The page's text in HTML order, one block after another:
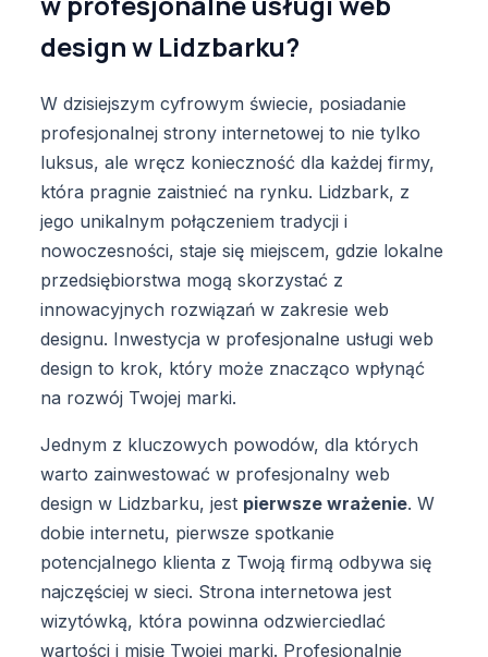
design w Lidzbarku?
W dzisiejszym cyfrowym świecie, posiadanie
profesjonalnej strony internetowej to nie tylko
luksus, ale wręcz konieczność dla każdej firmy,
która pragnie zaistnieć na rynku. Lidzbark, z
jego unikalnym połączeniem tradycji i
nowoczesności, staje się miejscem, gdzie lokalne
przedsiębiorstwa mogą skorzystać z
innowacyjnych rozwiązań w zakresie web
designu. Inwestycja w profesjonalne usługi web
design to krok, który może znacząco wpłynąć
na rozwój Twojej marki.
Jednym z kluczowych powodów, dla których
warto zainwestować w profesjonalny web
design w Lidzbarku, jest pierwsze wrażenie. W
dobie internetu, pierwsze spotkanie
potencjalnego klienta z Twoją firmą odbywa się
najczęściej w sieci. Strona internetowa jest
wizytówką, która powinna odzwierciedlać
wartości i misję Twojej marki. Profesjonalnie